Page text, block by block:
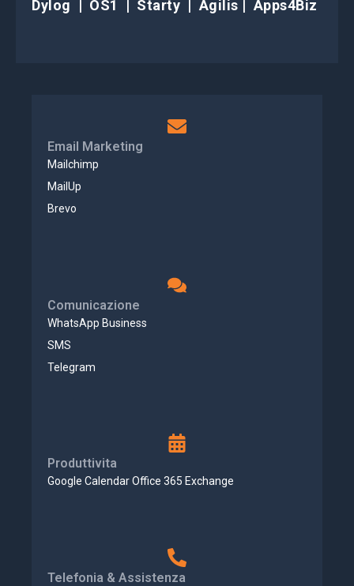
Dylog | OS1 | Starty | Agilis | Apps4Biz
Email Marketing
Mailchimp
MailUp
Brevo
Comunicazione
WhatsApp Business
SMS
Telegram
Produttivita
Google Calendar Office 365 Exchange
Telefonia & Assistenza